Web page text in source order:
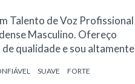
Talento de Voz Profissional
Masculino. Ofereço
de qualidade e sou altamente
SUAVE FORTE